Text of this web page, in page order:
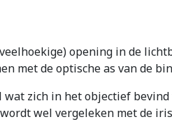
opening in de
met de optische as van de
zich in het objectief
wel vergeleken met de